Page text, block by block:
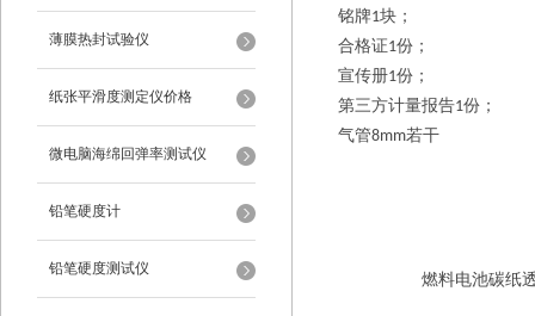
薄膜热封试验仪
纸张平滑度测定仪价格
微电脑海绵回弹率测试仪
铅笔硬度计
铅笔硬度测试仪
铭牌1块；
合格证1份；
宣传册1份；
第三方计量报告1份；
气管8mm若干
燃料电池碳纸